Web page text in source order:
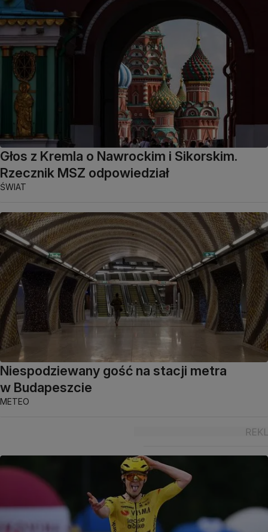
Głos z Kremla o Nawrockim i Sikorskim.
Rzecznik MSZ odpowiedział
ŚWIAT
Niespodziewany gość na stacji metra
w Budapeszcie
METEO